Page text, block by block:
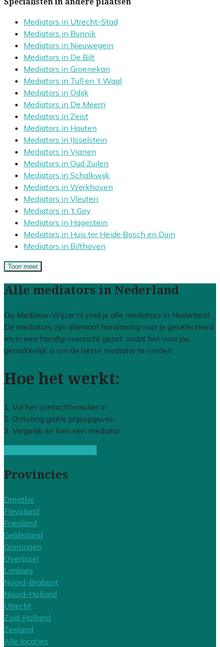
Specialisten in andere plaatsen
Mediators in Utrecht-Stad
Mediators in Bunnik
Mediators in Nieuwegein
Mediators in De Bilt
Mediators in Groenekan
Mediators in Tull en ’t Waal
Mediators in Odijk
Mediators in De Meern
Mediators in Zeist
Mediators in Houten
Mediators in IJsselstein
Mediators in Vianen
Mediators in Oud Zuilen
Mediators in Schalkwijk
Mediators in Werkhoven
Mediators in Vleuten
Mediators in ’t Goy
Mediators in Hagestein
Mediators in Huis ter Heide Bosch en Duin
Mediators in Bilthoven
Toon meer
Alle mediators in Nederland
Op Mediator-Wijzer.nl vind je alle mediators in Nederland.
De mediators zijn allemaal handmatig voor je geselecteerd
en in een handig overzicht gezet, zodat het voor jou
gemakkelijk is om de beste mediator te vinden.
Hoe het werkt:
1. Vul het contactformulier in
2. Ontvang gratis prijsopgaven
3. Vergelijk en kies een mediator
Provincies
Drenthe
Flevoland
Friesland
Gelderland
Groningen
Overijssel
Limburg
Noord-Brabant
Noord-Holland
Utrecht
Zuid-Holland
Zeeland
Alle locaties